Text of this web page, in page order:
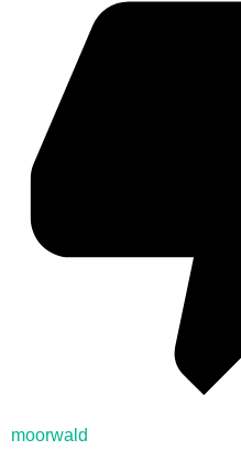
moorwald